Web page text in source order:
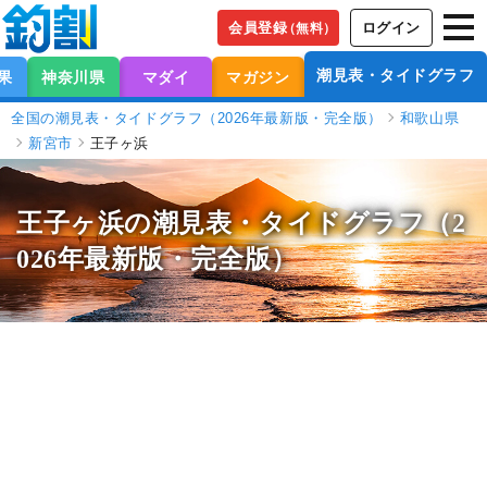
会員登録（無料） ログイン
神奈川県 マダイ マガジン 潮見表・タイドグラフ
全国の潮見表・タイドグラフ（2026年最新版・完全版）
和歌山県
新宮市
王子ヶ浜
王子ヶ浜の潮見表・タイドグラフ（2
026年最新版・完全版）